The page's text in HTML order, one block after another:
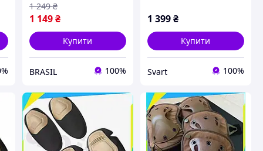
1 149 ₴
1 249 ₴
Купити
BRASIL 100%
products-for-life-
1 399₴
Купити
Svart 100%